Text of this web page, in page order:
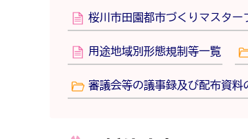
桜川市田園都市づくりマスター
用途地域別形態規制等一覧
審議会等の議事録及び配布資料